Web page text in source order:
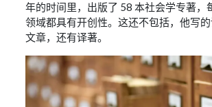
年的时间里，出版了 58 本社会学专著，
领域都具有开创性。这还不包括，他写
文章，还有译著。